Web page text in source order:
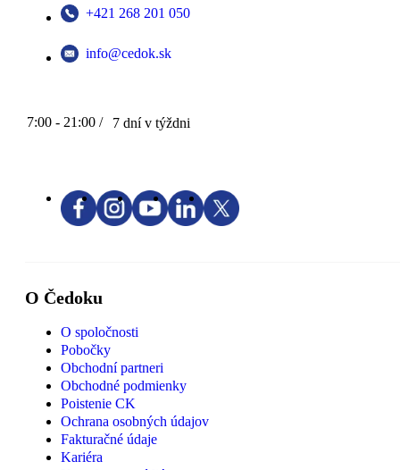
+421 268 201 050
info@cedok.sk
7:00 - 21:00 / 7 dní v týždni
O Čedoku
O spoločnosti
Pobočky
Obchodní partneri
Obchodné podmienky
Poistenie CK
Ochrana osobných údajov
Fakturačné údaje
Kariéra